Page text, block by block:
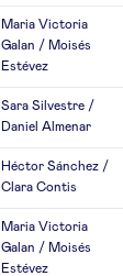
Maria Victoria
Galan / Moisés
Estévez
Sara Silvestre /
Daniel Almenar
Héctor Sánchez /
Clara Contis
Maria Victoria
Galan / Moisés
Estévez